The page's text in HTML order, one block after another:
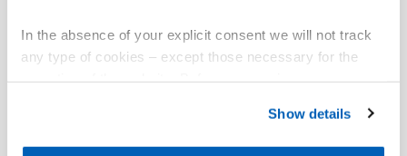
In the absence of your explicit consent we will not track
any type of cookies – except those necessary for the
Gefran - Cookie
policy.
Show details
01 Descrizione